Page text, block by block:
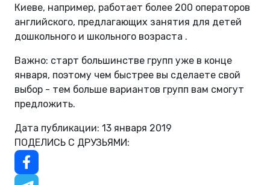
Киеве, например, работает более 200 операторов
английского, предлагающих занятия для детей
дошкольного и школьного возраста .
Важно: старт большинстве групп уже в конце
января, поэтому чем быстрее вы сделаете свой
выбор - тем больше вариантов групп вам смогут
предложить.
Дата публикации: 13 января 2019
ПОДЕЛИСЬ С ДРУЗЬЯМИ: